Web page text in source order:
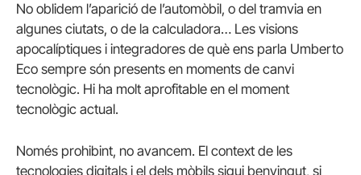
No oblidem l’aparició de l’automòbil, o del tramvia en
algunes ciutats, o de la calculadora… Les visions
apocalíptiques i integradores de què ens parla Umberto
Eco sempre són presents en moments de canvi
tecnològic. Hi ha molt aprofitable en el moment
tecnològic actual.
Només prohibint, no avancem. El context de les
tecnologies digitals i el dels mòbils sigui benvingut, si